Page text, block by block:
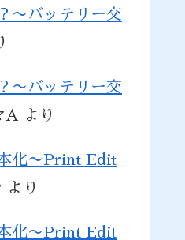
〜バッテリー交
〜バッテリー交
A より
化〜Print Edit
より
化〜Print Edit